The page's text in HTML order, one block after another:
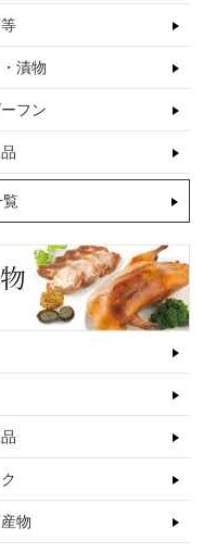
漬物
フン
覧
物